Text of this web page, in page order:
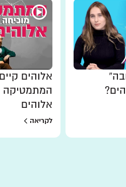
אלוהים
המתמטיקה
אלוהים
לקריאה